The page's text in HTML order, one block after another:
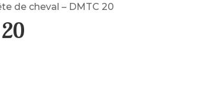
de cheval – DMTC 20
20